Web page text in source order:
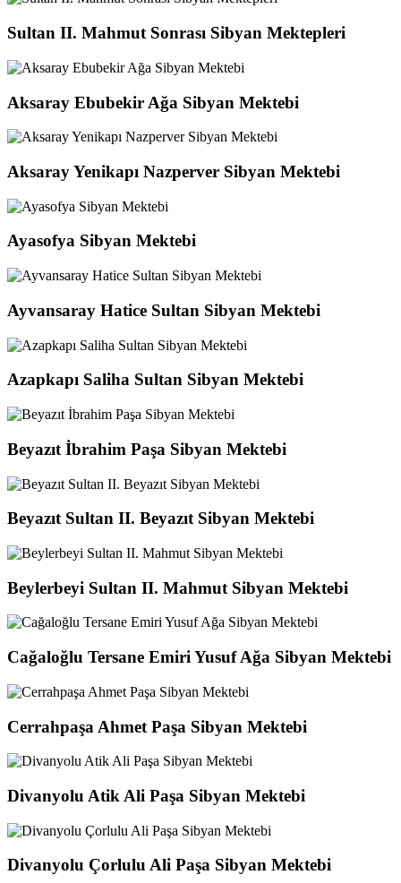
Sultan II. Mahmut Sonrası Sibyan Mektepleri
Aksaray Ebubekir Ağa Sibyan Mektebi
Aksaray Yenikapı Nazperver Sibyan Mektebi
Ayasofya Sibyan Mektebi
Ayvansaray Hatice Sultan Sibyan Mektebi
Azapkapı Saliha Sultan Sibyan Mektebi
Beyazıt İbrahim Paşa Sibyan Mektebi
Beyazıt Sultan II. Beyazıt Sibyan Mektebi
Beylerbeyi Sultan II. Mahmut Sibyan Mektebi
Cağaloğlu Tersane Emiri Yusuf Ağa Sibyan Mektebi
Cerrahpaşa Ahmet Paşa Sibyan Mektebi
Divanyolu Atik Ali Paşa Sibyan Mektebi
Divanyolu Çorlulu Ali Paşa Sibyan Mektebi